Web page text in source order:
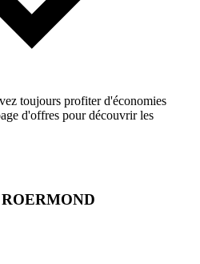
toujours profiter d'économies
d'offres pour découvrir les